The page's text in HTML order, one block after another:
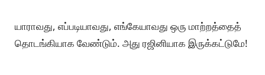
அவர் அனைவரையும் அணைத்துச் சென்றாலும், நெஞ்சு
நிறைய வன்மத்தோடு தான் இங்கே முக்கால்வாசி பேர்